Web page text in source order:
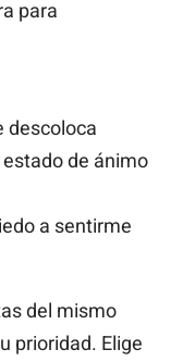
para
descoloca
de ánimo
a sentirme
del mismo
prioridad. Elige